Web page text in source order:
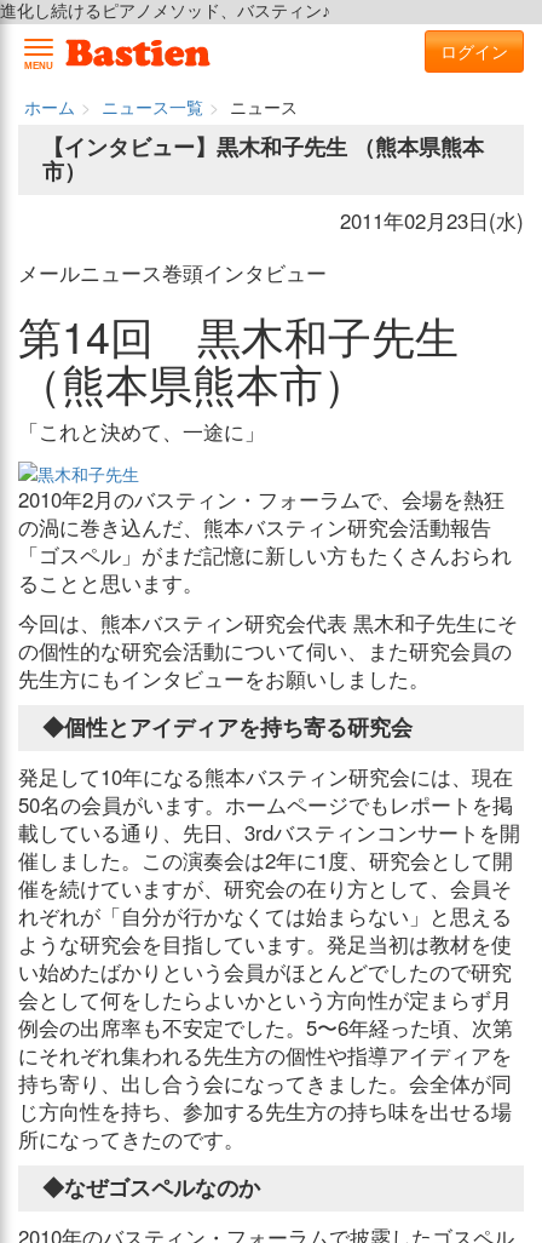
進化し続けるピアノメソッド、バスティン♪
MENU
ログイン
ホーム ニュース一覧
ニュース
【インタビュー】黒木和子先生 （熊本県熊本
市）
2011年02月23日(水)
メールニュース巻頭インタビュー
第14回 黒木和子先生
（熊本県熊本市）
「これと決めて、一途に」
2010年2月のバスティン・フォーラムで、会場を熱狂
の渦に巻き込んだ、熊本バスティン研究会活動報告
「ゴスペル」がまだ記憶に新しい方もたくさんおられ
ることと思います。
今回は、熊本バスティン研究会代表 黒木和子先生にそ
の個性的な研究会活動について伺い、また研究会員の
先生方にもインタビューをお願いしました。
◆個性とアイディアを持ち寄る研究会
発足して10年になる熊本バスティン研究会には、現在
50名の会員がいます。ホームページでもレポートを掲
載している通り、先日、3rdバスティンコンサートを開
催しました。この演奏会は2年に1度、研究会として開
催を続けていますが、研究会の在り方として、会員そ
れぞれが「自分が行かなくては始まらない」と思える
ような研究会を目指しています。発足当初は教材を使
い始めたばかりという会員がほとんどでしたので研究
会として何をしたらよいかという方向性が定まらず月
例会の出席率も不安定でした。5〜6年経った頃、次第
にそれぞれ集われる先生方の個性や指導アイディアを
持ち寄り、出し合う会になってきました。会全体が同
じ方向性を持ち、参加する先生方の持ち味を出せる場
所になってきたのです。
◆なぜゴスペルなのか
2010年のバスティン・フォーラムで披露したゴスペル